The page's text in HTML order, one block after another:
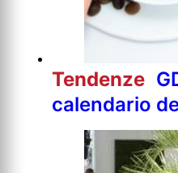
Tendenze
calendario